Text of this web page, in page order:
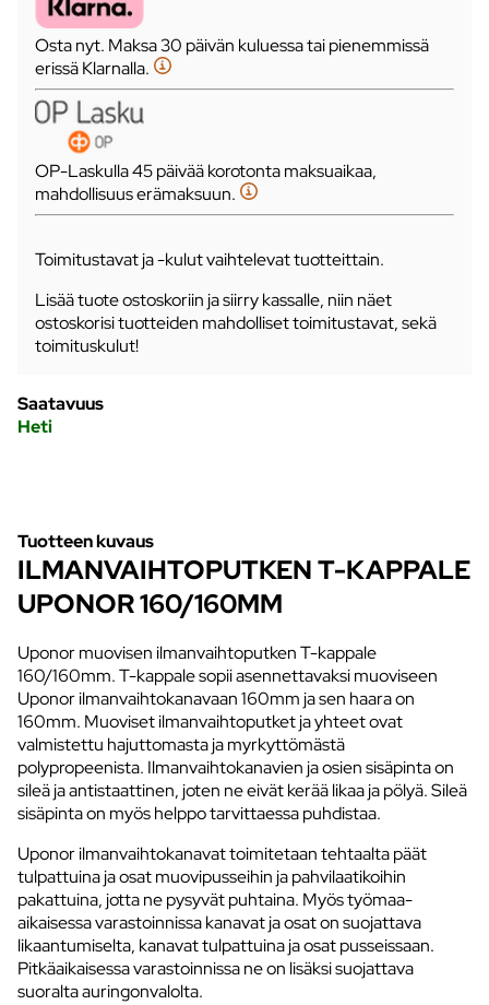
Osta nyt. Maksa 30 päivän kuluessa tai pienemmissä
erissä Klarnalla.
OP-Laskulla 45 päivää korotonta maksuaikaa,
mahdollisuus erämaksuun.
Toimitustavat ja -kulut vaihtelevat tuotteittain.
Lisää tuote ostoskoriin ja siirry kassalle, niin näet
ostoskorisi tuotteiden mahdolliset toimitustavat, sekä
toimituskulut!
Saatavuus
Heti
Tuotteen kuvaus
ILMANVAIHTOPUTKEN T-KAPPALE
UPONOR 160/160MM
Uponor muovisen ilmanvaihtoputken T-kappale
160/160mm. T-kappale sopii asennettavaksi muoviseen
Uponor ilmanvaihtokanavaan 160mm ja sen haara on
160mm. Muoviset ilmanvaihtoputket ja yhteet ovat
valmistettu hajuttomasta ja myrkyttömästä
polypropeenista. Ilmanvaihtokanavien ja osien sisäpinta on
sileä ja antistaattinen, joten ne eivät kerää likaa ja pölyä. Sileä
sisäpinta on myös helppo tarvittaessa puhdistaa.
Uponor ilmanvaihtokanavat toimitetaan tehtaalta päät
tulpattuina ja osat muovipusseihin ja pahvilaatikoihin
pakattuina, jotta ne pysyvät puhtaina. Myös työmaa-
aikaisessa varastoinnissa kanavat ja osat on suojattava
likaantumiselta, kanavat tulpattuina ja osat pusseissaan.
Pitkäaikaisessa varastoinnissa ne on lisäksi suojattava
suoralta auringonvalolta.